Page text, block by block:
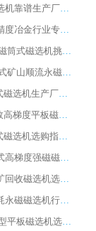
2026平板磁选机靠谱生产厂家选购指南 行业口碑良好品牌推荐 磁电领域实力强者
2026高分选精度冶金行业专用磁选机生产厂家,干湿式磁选机源头供应商推荐
2026 选矿永磁筒式磁选机挑选指南 华体会手机网页版-华体会(中国) 推荐品牌行业口碑佳实力突出
2026 靠谱湿式矿山顺流永磁筒式磁选机选购，国内专业生产厂家华体会手机网页版-华体会(中国) 综合实力出众
大型筒式湿式磁选机生产厂家怎么选?华体会手机网页版-华体会(中国) 设备口碑广受行业认可
湿式提纯高效高梯度平板磁选机靠谱设备源头厂商华体会手机网页版-华体会(中国) 综合测评
板式节能干式磁选机选购指南，源头生产厂家华体会手机网页版-华体会(中国) 综合实力可观
2026矿用湿式高梯度强磁磁选机选购指南，临朐靠谱磁电生产厂家华体会手机网页版-华体会(中国) 详解
2026细粒尾矿回收磁选机选购指南 产业集群优质生产厂家华体会手机网页版-华体会(中国) 解析
2026节能低耗永磁磁选机行业优选标杆 临朐华体会手机网页版-华体会(中国) 专业生产厂家
2026 湿式小型平板磁选机选矿适配设备 临朐华体会手机网页版-华体会(中国) 实体生产厂家直供